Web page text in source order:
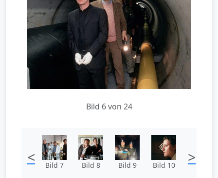
Bild 6 von 24
< Bild 7 Bild 8 Bild 9 Bild 10 >